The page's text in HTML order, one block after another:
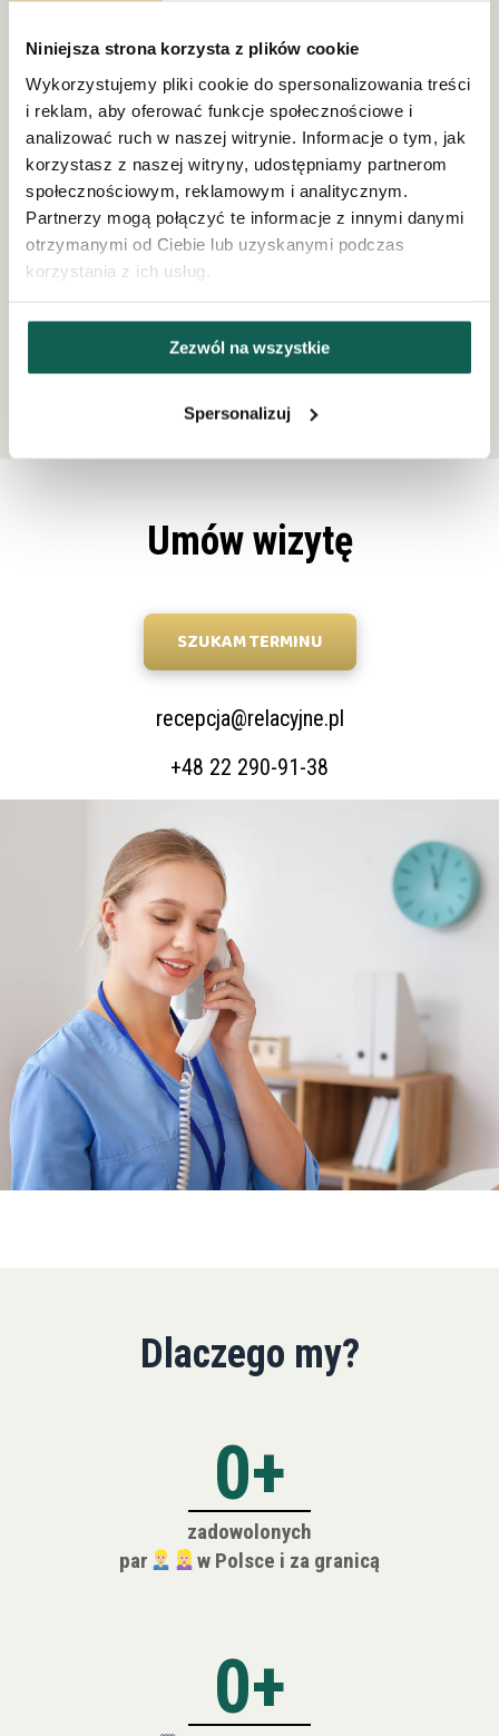
Niniejsza strona korzysta z plików cookie
Wykorzystujemy pliki cookie do spersonalizowania treści
i reklam, aby oferować funkcje społecznościowe i
analizować ruch w naszej witrynie. Informacje o tym, jak
korzystasz z naszej witryny, udostępniamy partnerom
społecznościowym, reklamowym i analitycznym.
Partnerzy mogą połączyć te informacje z innymi danymi
otrzymanymi od Ciebie lub uzyskanymi podczas
korzystania z ich usług.
Zezwól na wszystkie
Spersonalizuj
psycholog, psychoterapeuta
psycholog, terapeuta par
Julia Lasoń
psycholog, seksuolog,
Gabriela Klich
psycholog, psychoterapeuta
Umów wizytę
SZUKAM TERMINU
recepcja@relacyjne.pl
+48 22 290-91-38
Dlaczego my?
0+
zadowolonych
par
w Polsce i za granicą
0+